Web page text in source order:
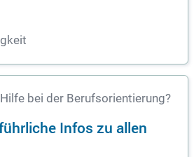
bei der Berufsorientierung?
Infos zu allen